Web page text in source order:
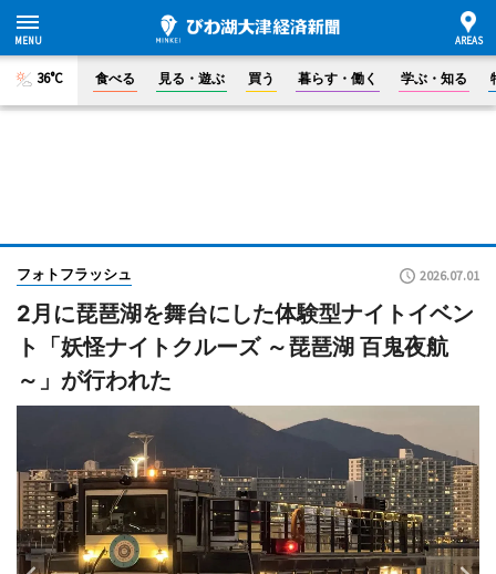
36°C 食べる 見る・遊ぶ 買う 暮らす・働く 学ぶ・知る
フォトフラッシュ 2026.07.01
2月に琵琶湖を舞台にした体験型ナイトイベン
ト「妖怪ナイトクルーズ ～琵琶湖 百鬼夜航
～」が行われた